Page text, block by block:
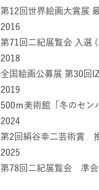
第12回世界絵画大賞展
2016
第71回二紀展覧会 入選
2018
全国絵画公募展 第30回
2019
500ｍ美術館「冬のセン
2024
第2回絹谷幸二芸術賞
2025
第78回二紀展覧会 準会